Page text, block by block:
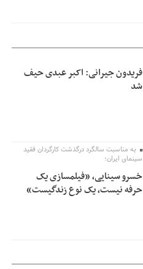
فریدون جیرانی: اکبر عبدی حیف
شد
به مناسبت سالگرد درگذشت کارگردان فقید
سینمای ایران؛
خسرو سینایی، «فیلمسازی یک
حرفه نیست، یک نوع زندگیست»